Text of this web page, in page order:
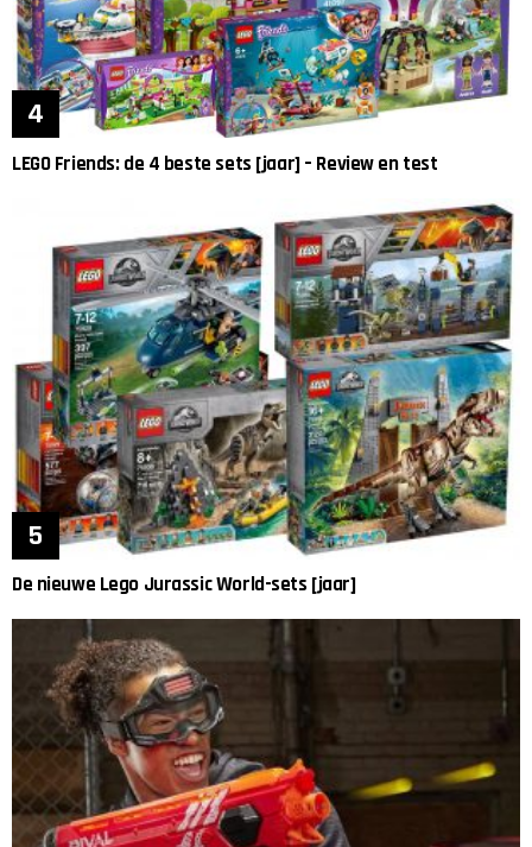
LEGO Friends: de 4 beste sets [jaar] – Review en test
De nieuwe Lego Jurassic World-sets [jaar]